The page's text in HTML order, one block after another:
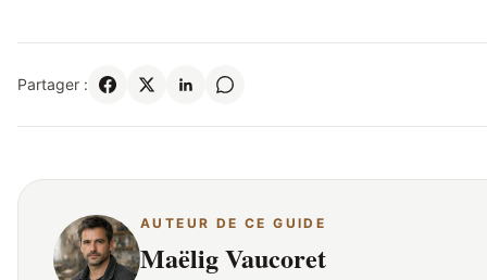
Partager :
AUTEUR DE CE GUIDE
Maëlig Vaucoret